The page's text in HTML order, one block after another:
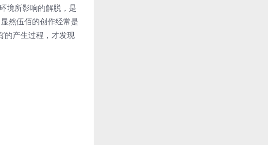
境所影响的解脱，是
然伍佰的创作经常是
的产生过程，才发现